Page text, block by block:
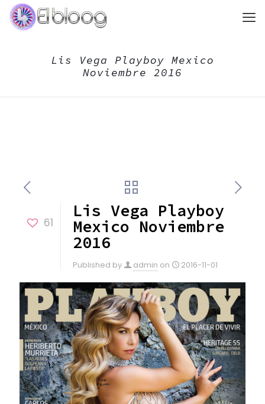
Lis Vega Playboy Mexico
Noviembre 2016
61
Lis Vega Playboy
Mexico Noviembre
2016
Published by admin on 2016-11-01